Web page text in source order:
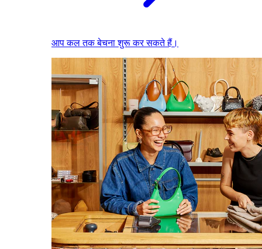
आप कल तक बेचना शुरू कर सकते हैं।